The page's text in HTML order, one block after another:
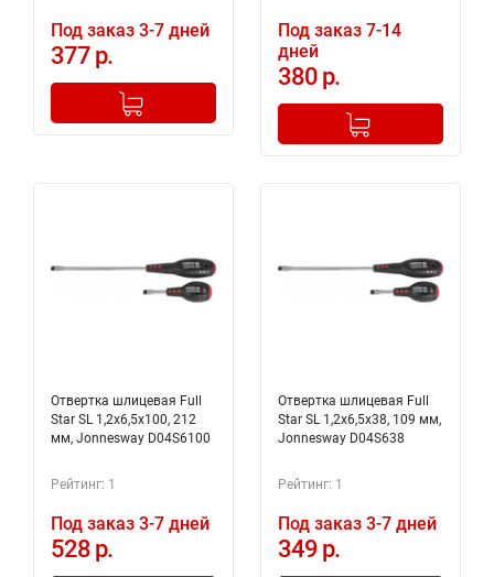
Под заказ 3-7 дней
377 р.
+
Добавлено в корзину
Под заказ 7-14
дней
380 р.
+
Добавлено в корзину
Отвертка шлицевая Full
Star SL 1,2х6,5х100, 212
мм, Jonnesway D04S6100
Рейтинг: 1
Под заказ 3-7 дней
528 р.
Отвертка шлицевая Full
Star SL 1,2х6,5х38, 109 мм,
Jonnesway D04S638
Рейтинг: 1
Под заказ 3-7 дней
349 р.